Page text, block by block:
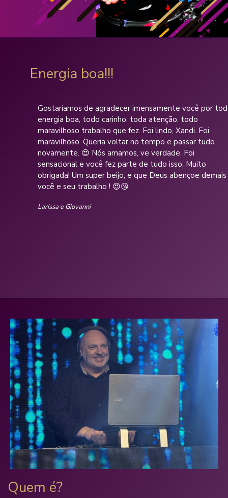
Energia boa!!!
Gostaríamos de agradecer imensamente você por toda
energia boa, todo carinho, toda atenção, todo
maravilhoso trabalho que fez. Foi lindo, Xandi. Foi
maravilhoso. Queria voltar no tempo e passar tudo
novamente. 😍 Nós amamos, ve verdade. Foi
sensacional e você fez parte de tudo isso. Muito
obrigada! Um super beijo, e que Deus abençoe demais
você e seu trabalho ! 😍😘
Larissa e Giovanni
Quem é?